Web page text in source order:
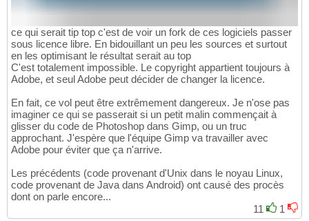
ce qui serait tip top c'est de voir un fork de ces logiciels passer
sous licence libre. En bidouillant un peu les sources et surtout
en les optimisant le résultat serait au top
C'est totalement impossible. Le copyright appartient toujours à
Adobe, et seul Adobe peut décider de changer la licence.
En fait, ce vol peut être extrêmement dangereux. Je n'ose pas
imaginer ce qui se passerait si un petit malin commençait à
glisser du code de Photoshop dans Gimp, ou un truc
approchant. J'espère que l'équipe Gimp va travailler avec
Adobe pour éviter que ça n'arrive.
Les précédents (code provenant d'Unix dans le noyau Linux,
code provenant de Java dans Android) ont causé des procès
dont on parle encore...
11
1